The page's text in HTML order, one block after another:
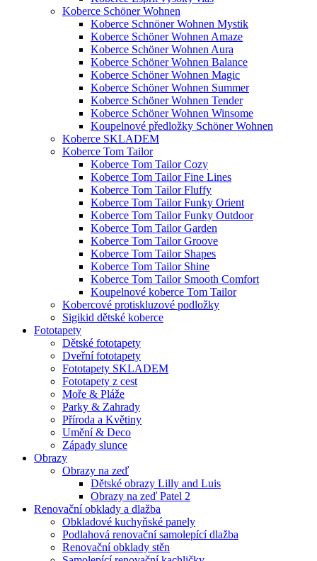
Koberce Schöner Wohnen
Koberce Schnöner Wohnen Mystik
Koberce Schöner Wohnen Amaze
Koberce Schöner Wohnen Aura
Koberce Schöner Wohnen Balance
Koberce Schöner Wohnen Magic
Koberce Schöner Wohnen Summer
Koberce Schöner Wohnen Tender
Koberce Schöner Wohnen Winsome
Koupelnové předložky Schöner Wohnen
Koberce SKLADEM
Koberce Tom Tailor
Koberce Tom Tailor Cozy
Koberce Tom Tailor Fine Lines
Koberce Tom Tailor Fluffy
Koberce Tom Tailor Funky Orient
Koberce Tom Tailor Funky Outdoor
Koberce Tom Tailor Garden
Koberce Tom Tailor Groove
Koberce Tom Tailor Shapes
Koberce Tom Tailor Shine
Koberce Tom Tailor Smooth Comfort
Koupelnové koberce Tom Tailor
Kobercové protiskluzové podložky
Sigikid dětské koberce
Fototapety
Dětské fototapety
Dveřní fototapety
Fototapety SKLADEM
Fototapety z cest
Moře & Pláže
Parky & Zahrady
Příroda a Květiny
Umění & Deco
Západy slunce
Obrazy
Obrazy na zeď
Dětské obrazy Lilly and Luis
Obrazy na zeď Patel 2
Renovační obklady a dlažba
Obkladové kuchyňské panely
Podlahová renovační samolepící dlažba
Renovační obklady stěn